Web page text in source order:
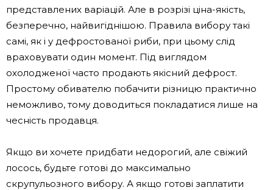
представлених варіацій. Але в розрізі ціна-якість,
безперечно, найвигіднішою. Правила вибору такі
самі, як і у дефростованої риби, при цьому слід
враховувати один момент. Під виглядом
охолодженої часто продають якісний дефрост.
Простому обивателю побачити різницю практично
неможливо, тому доводиться покладатися лише на
чесність продавця.
Якщо ви хочете придбати недорогий, але свіжий
лосось, будьте готові до максимально
скрупульозного вибору. А якщо готові заплатити